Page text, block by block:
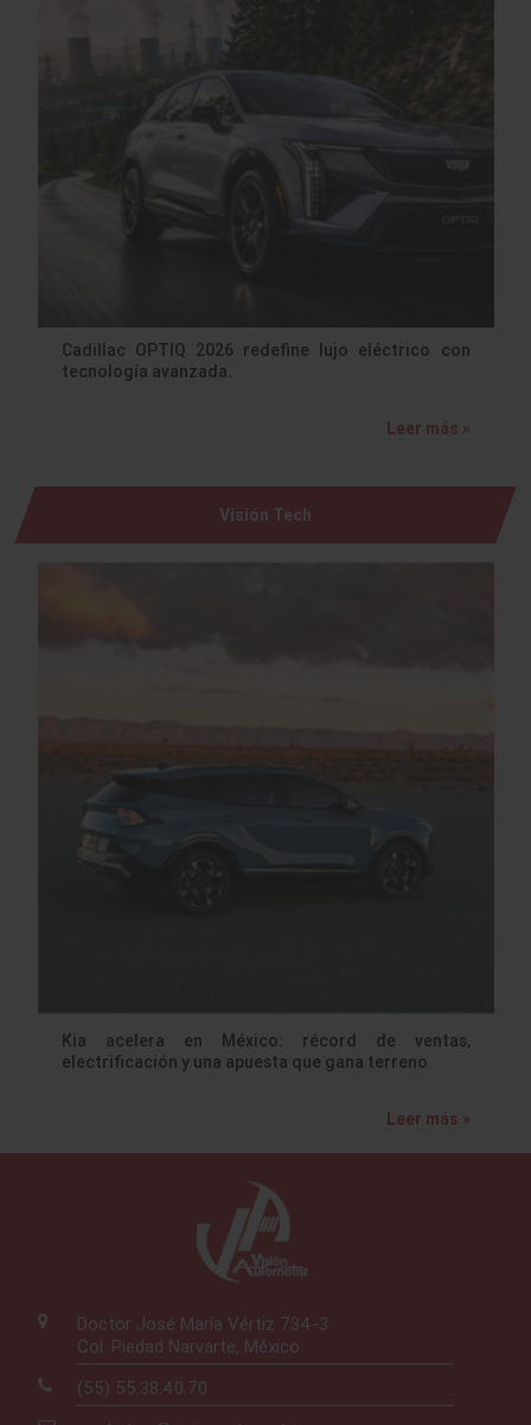
Cadillac OPTIQ 2026 redefine lujo eléctrico con
tecnología avanzada.
Leer más »
Visión Tech
Kia acelera en México: récord de ventas,
electrificación y una apuesta que gana terreno
Leer más »
Doctor José María Vértiz 734-3
Col. Piedad Narvarte, México
(55) 55.38.40.70